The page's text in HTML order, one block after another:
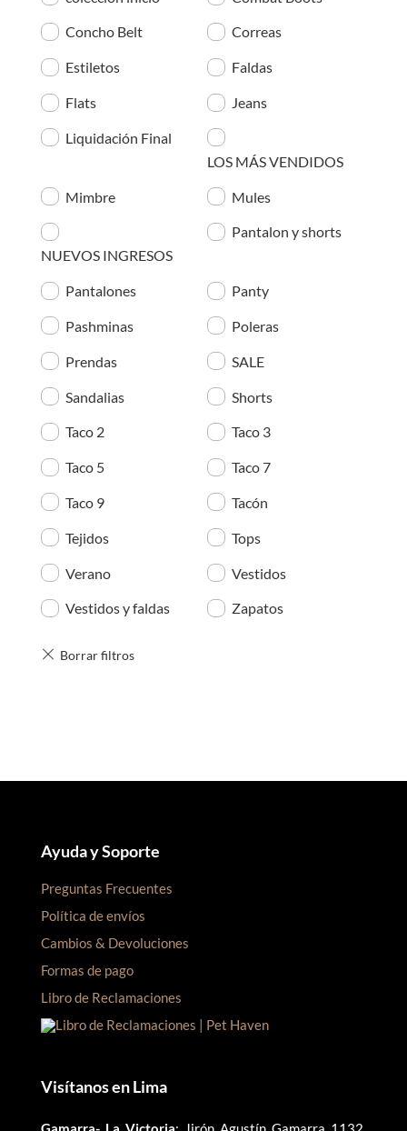
Concho Belt Correas
Estiletos Faldas
Flats Jeans
Liquidación Final
LOS MÁS VENDIDOS
Mimbre Mules
NUEVOS INGRESOS
Pantalon y shorts
Pantalones Panty
Pashminas Poleras
Prendas SALE
Sandalias Shorts
Taco 2 Taco 3
Taco 5 Taco 7
Taco 9 Tacón
Tejidos Tops
Verano Vestidos
Vestidos y faldas Zapatos
Ayuda y Soporte
Preguntas Frecuentes
Política de envíos
Cambios & Devoluciones
Formas de pago
Libro de Reclamaciones
Visítanos en Lima